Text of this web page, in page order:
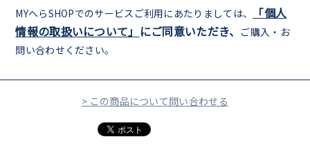
MYへらSHOPでのサービスご利用にあたりましては、
「個人
情報の取扱いについて」 にご同意いただき、 ご購入・お
問い合わせください。
> この商品について問い合わせる